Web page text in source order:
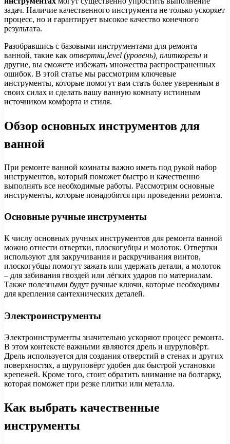
задач. Наличие качественного инструмента не только ускоряет
процесс, но и гарантирует высокое качество конечного
результата.
Разобравшись с базовыми инструментами для ремонта
ванной, такие как отвертки,level (уровень), плиткорезы и
другие, вы сможете избежать множества распространенных
ошибок. В этой статье мы рассмотрим ключевые
инструменты, которые помогут вам стать более уверенным в
своих силах и сделать вашу ванную комнату истинным
источником комфорта и стиля.
Обзор основных инструментов для
ванной
При ремонте ванной комнаты важно иметь под рукой набор
инструментов, который поможет быстро и качественно
выполнять все необходимые работы. Рассмотрим основные
инструменты, которые понадобятся при проведении ремонта.
Основные ручные инструменты
К числу основных ручных инструментов для ремонта ванной
можно отнести отвертки, плоскогубцы и молоток. Отвертки
используют для закручивания и раскручивания винтов,
плоскогубцы помогут зажать или удержать детали, а молоток
– для забивания гвоздей или лёгких ударов по материалам.
Также полезными будут ручные ключи, которые необходимы
для крепления сантехнических деталей.
Электроинструменты
Электроинструменты значительно ускоряют процесс ремонта.
В этом контексте важными являются дрель и шуруповёрт.
Дрель используется для создания отверстий в стенах и других
поверхностях, а шуруповёрт удобен для быстрой установки
крепежей. Кроме того, стоит обратить внимание на болгарку,
которая поможет при резке плитки или металла.
Как выбрать качественные
инструменты